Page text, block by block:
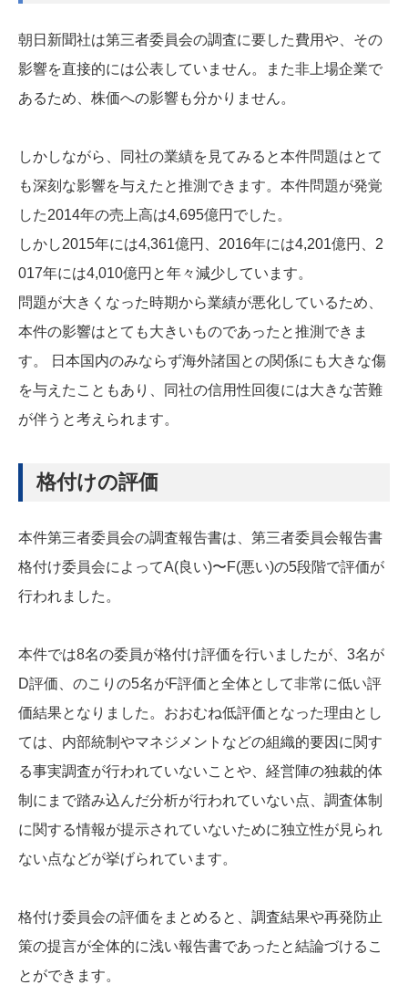
朝日新聞社は第三者委員会の調査に要した費用や、その
影響を直接的には公表していません。また非上場企業で
あるため、株価への影響も分かりません。
しかしながら、同社の業績を見てみると本件問題はとて
も深刻な影響を与えたと推測できます。本件問題が発覚
した2014年の売上高は4,695億円でした。
しかし2015年には4,361億円、2016年には4,201億円、2
017年には4,010億円と年々減少しています。
問題が大きくなった時期から業績が悪化しているため、
本件の影響はとても大きいものであったと推測できま
す。 日本国内のみならず海外諸国との関係にも大きな傷
を与えたこともあり、同社の信用性回復には大きな苦難
が伴うと考えられます。
格付けの評価
本件第三者委員会の調査報告書は、第三者委員会報告書
格付け委員会によってA(良い)〜F(悪い)の5段階で評価が
行われました。
本件では8名の委員が格付け評価を行いましたが、3名が
D評価、のこりの5名がF評価と全体として非常に低い評
価結果となりました。おおむね低評価となった理由とし
ては、内部統制やマネジメントなどの組織的要因に関す
る事実調査が行われていないことや、経営陣の独裁的体
制にまで踏み込んだ分析が行われていない点、調査体制
に関する情報が提示されていないために独立性が見られ
ない点などが挙げられています。
格付け委員会の評価をまとめると、調査結果や再発防止
策の提言が全体的に浅い報告書であったと結論づけるこ
とができます。